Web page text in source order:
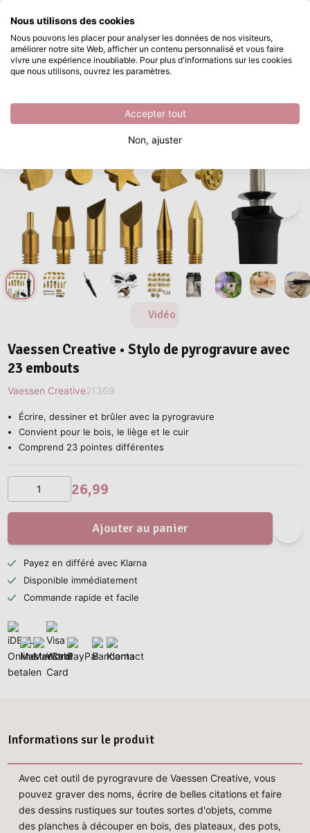
Passer au contenu principal
Disponible immédiatement Vaessen Creative • Stylo de pyrogravure avec 23 embouts
/ Vaessen Creative /
Vidéo
Vaessen Creative • Stylo de pyrogravure avec
23 embouts
Vaessen Creative21369
Écrire, dessiner et brûler avec la pyrogravure
Convient pour le bois, le liège et le cuir
Comprend 23 pointes différentes
26,99
Ajouter au panier
Payez en différé avec Klarna
Disponible immédiatement
Commande rapide et facile
Informations sur le produit
Avec cet outil de pyrogravure de Vaessen Creative, vous
pouvez graver des noms, écrire de belles citations et faire
des dessins rustiques sur toutes sortes d'objets, comme
des planches à découper en bois, des plateaux, des pots,
Que recherchez-vous ?
Nous utilisons des cookies
Nous pouvons les placer pour analyser les données de nos visiteurs,
améliorer notre site Web, afficher un contenu personnalisé et vous faire
vivre une expérience inoubliable. Pour plus d'informations sur les cookies
que nous utilisons, ouvrez les paramètres.
Accepter tout
Non, ajuster